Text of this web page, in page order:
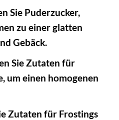
Sie Puderzucker,
zu einer glatten
Gebäck.
Sie Zutaten für
um einen homogenen
Zutaten für Frostings